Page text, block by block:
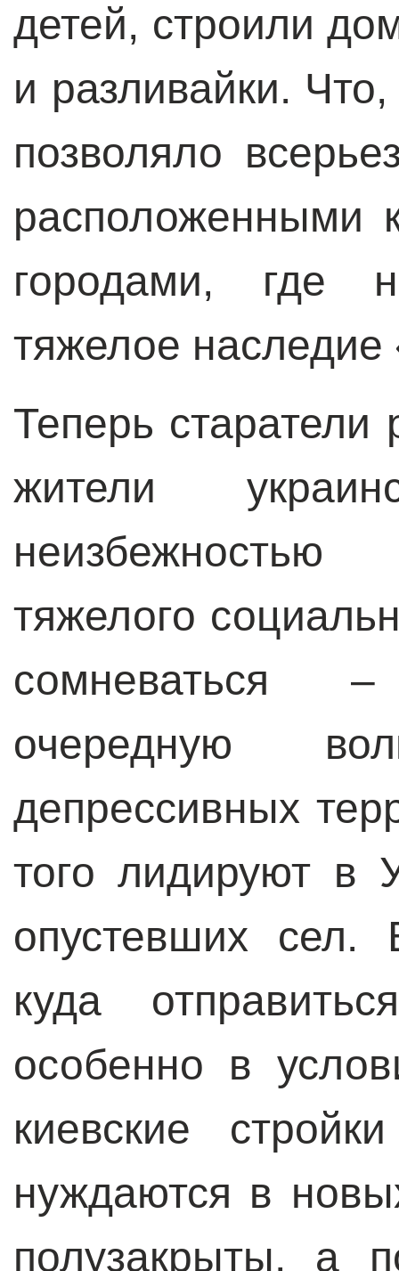
детей, строили
и разливайки.
позволяло
расположенными
городами, где
тяжелое наследие
Теперь старатели
жители
тяжелого
сомневаться
очередную
депрессивных
того лидируют в
опустевших сел.
куда
особенно в
киевские
нуждаются в
полузакрыты, а